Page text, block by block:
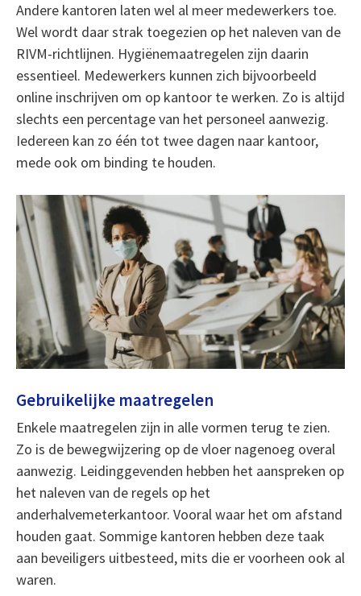
Andere kantoren laten wel al meer medewerkers toe.
Wel wordt daar strak toegezien op het naleven van de
RIVM-richtlijnen. Hygiënemaatregelen zijn daarin
essentieel. Medewerkers kunnen zich bijvoorbeeld
online inschrijven om op kantoor te werken. Zo is altijd
slechts een percentage van het personeel aanwezig.
Iedereen kan zo één tot twee dagen naar kantoor,
mede ook om binding te houden.
Gebruikelijke maatregelen
Enkele maatregelen zijn in alle vormen terug te zien.
Zo is de bewegwijzering op de vloer nagenoeg overal
aanwezig. Leidinggevenden hebben het aanspreken op
het naleven van de regels op het
anderhalvemeterkantoor. Vooral waar het om afstand
houden gaat. Sommige kantoren hebben deze taak
aan beveiligers uitbesteed, mits die er voorheen ook al
waren.